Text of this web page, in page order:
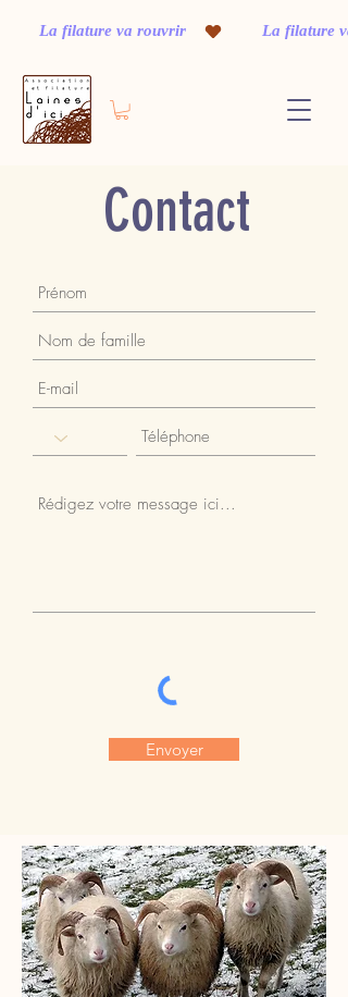
         La filature va rouvrir
Contact
Envoyer